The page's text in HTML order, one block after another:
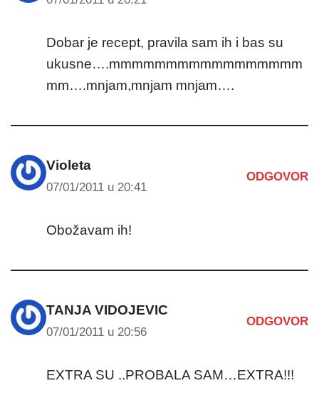
Dobar je recept, pravila sam ih i bas su
ukusne….mmmmmmmmmmmmmmmmm
mm….mnjam,mnjam mnjam….
Violeta
07/01/2011 u 20:41
ODGOVOR
Obožavam ih!
TANJA VIDOJEVIC
07/01/2011 u 20:56
ODGOVOR
EXTRA SU ..PROBALA SAM…EXTRA!!!